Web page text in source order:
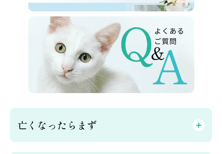
亡くなったらまず